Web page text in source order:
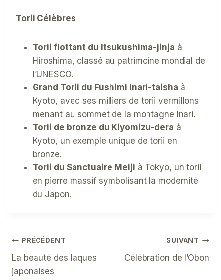
Torii Célèbres
Torii flottant du Itsukushima-jinja à
Hiroshima, classé au patrimoine mondial de
l’UNESCO.
Grand Torii du Fushimi Inari-taisha à
Kyoto, avec ses milliers de torii vermillons
menant au sommet de la montagne Inari.
Torii de bronze du Kiyomizu-dera à
Kyoto, un exemple unique de torii en
bronze.
Torii du Sanctuaire Meiji à Tokyo, un torii
en pierre massif symbolisant la modernité
du Japon.
Navigation
De
PRÉCÉDENT
La beauté des laques
japonaises
SUIVANT
Célébration de l’Obon